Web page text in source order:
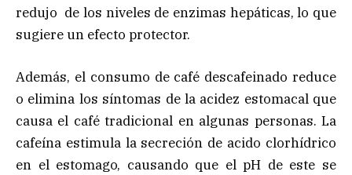
redujo de los niveles de enzimas hepáticas, lo que
sugiere un efecto protector.
Además, el consumo de café descafeinado reduce
o elimina los síntomas de la acidez estomacal que
causa el café tradicional en algunas personas. La
cafeína estimula la secreción de acido clorhídrico
en el estomago, causando que el pH de este se